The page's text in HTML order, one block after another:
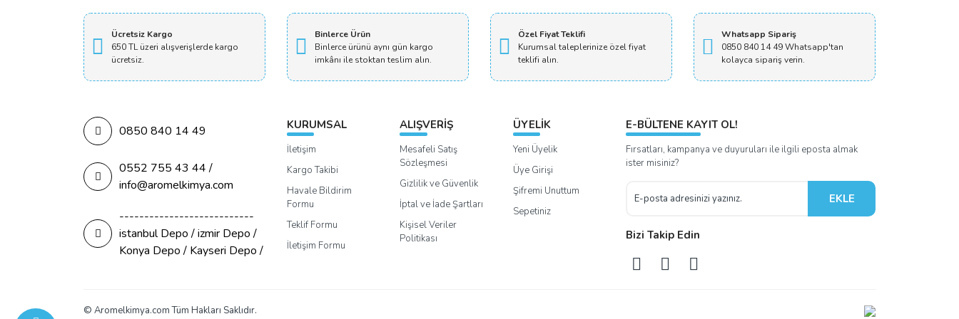
Ücretsiz Kargo
650 TL üzeri alışverişlerde kargo
ücretsiz.
Binlerce Ürün
Binlerce ürünü aynı gün kargo
imkânı ile stoktan teslim alın.
Özel Fiyat Teklifi
Kurumsal taleplerinize özel fiyat
teklifi alın.
Whatsapp Sipariş
0850 840 14 49 Whatsapp'tan
kolayca sipariş verin.
0850 840 14 49
0552 755 43 44 /
info@aromelkimya.com
---------------------------
istanbul Depo / izmir Depo /
Konya Depo / Kayseri Depo /
KURUMSAL
İletişim
Kargo Takibi
Havale Bildirim
Formu
Teklif Formu
İletişim Formu
ALIŞVERİŞ
Mesafeli Satış
Sözleşmesi
Gizlilik ve Güvenlik
İptal ve İade Şartları
Kişisel Veriler
Politikası
ÜYELİK
Yeni Üyelik
Üye Girişi
Şifremi Unuttum
Sepetiniz
E-BÜLTENE KAYIT OL!
Fırsatları, kampanya ve duyuruları ile ilgili eposta almak
ister misiniz?
EKLE
Bizi Takip Edin
© Aromelkimya.com Tüm Hakları Saklıdır.